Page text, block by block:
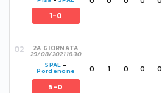
1-0
2A GIORNATA
29/08/2021 18:30
SPAL -
Pordenone
5-0
0 1 0 0 0